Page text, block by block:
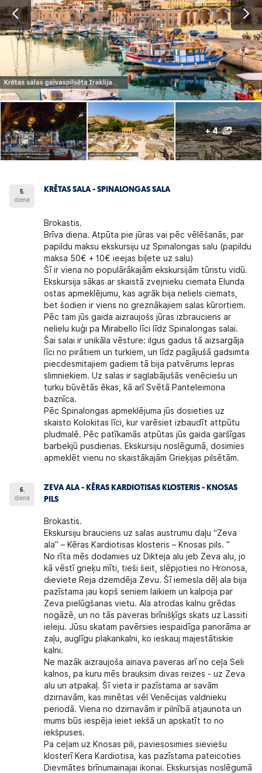
+ 4
5.
diena
KRĒTAS SALA - SPINALONGAS SALA
Brokastis.
Brīva diena. Atpūta pie jūras vai pēc vēlēšanās, par
papildu maksu ekskursiju uz Spinalongas salu (papildu
maksa 50€ + 10€ ieejas biļete uz salu)
Šī ir viena no populārākajām ekskursijām tūristu vidū.
Ekskursija sākas ar skaistā zvejnieku ciemata Elunda
ostas apmeklējumu, kas agrāk bija neliels ciemats,
bet šodien ir viens no greznākajiem salas kūrortiem.
Pēc tam jūs gaida aizraujošs jūras izbrauciens ar
nelielu kuģi pa Mirabello līci līdz Spinalongas salai.
Šai salai ir unikāla vēsture: ilgus gadus tā aizsargāja
līci no pirātiem un turkiem, un līdz pagājušā gadsimta
piecdesmitajiem gadiem tā bija patvērums lepras
slimniekiem. Uz salas ir saglabājušās venēciešu un
turku būvētās ēkas, kā arī Svētā Panteleimona
baznīca.
Pēc Spinalongas apmeklējuma jūs dosieties uz
skaisto Kolokitas līci, kur varēsiet izbaudīt attpūtu
pludmalē. Pēc patīkamās atpūtas jūs gaida garšīgas
barbekjū pusdienas. Ekskursiju noslēgumā, dosimies
apmeklēt vienu no skaistākajām Grieķijas pilsētām.
6.
diena
ZEVA ALA - KĒRAS KARDIOTISAS KLOSTERIS - KNOSAS
PILS
Brokastis.
Ekskursiju brauciens uz salas austrumu daļu “Zeva
ala” – Kēras Kardiotisas klosteris – Knosas pils. ”
No rīta mēs dodamies uz Dikteja alu jeb Zeva alu, jo
kā vēstī grieķu mīti, tieši šeit, slēpjoties no Hronosa,
dieviete Reja dzemdēja Zevu. Šī iemesla dēļ ala bija
pazīstama jau kopš seniem laikiem un kalpoja par
Zeva pielūgšanas vietu. Ala atrodas kalnu grēdas
nogāzē, un no tās paveras brīnišķīgs skats uz Lassiti
ieleju. Jūsu skatam pavērsies iespaidīga panorāma ar
zaļu, auglīgu plakankalni, ko ieskauj majestātiskie
kalni.
Ne mazāk aizraujoša ainava paveras arī no ceļa Seli
kalnos, pa kuru mēs brauksim divas reizes - uz Zeva
alu un atpakaļ. Šī vieta ir pazīstama ar savām
dzirnavām, kas minētas vēl Venēcijas valdnieku
periodā. Viena no dzirnavām ir pilnībā atjaunota un
mums būs iespēja ieiet iekšā un apskatīt to no
iekšpuses.
Pa ceļam uz Knosas pili, paviesosimies sieviešu
klosterī Kera Kardiotisa, kas pazīstama pateicoties
Dievmātes brīnumainajai ikonai. Ekskursijas noslēgumā